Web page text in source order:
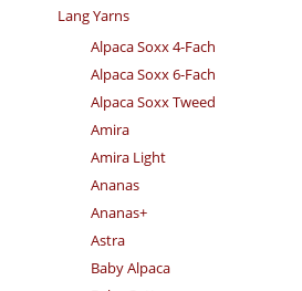
Lang Yarns
Alpaca Soxx 4-Fach
Alpaca Soxx 6-Fach
Alpaca Soxx Tweed
Amira
Amira Light
Ananas
Ananas+
Astra
Baby Alpaca